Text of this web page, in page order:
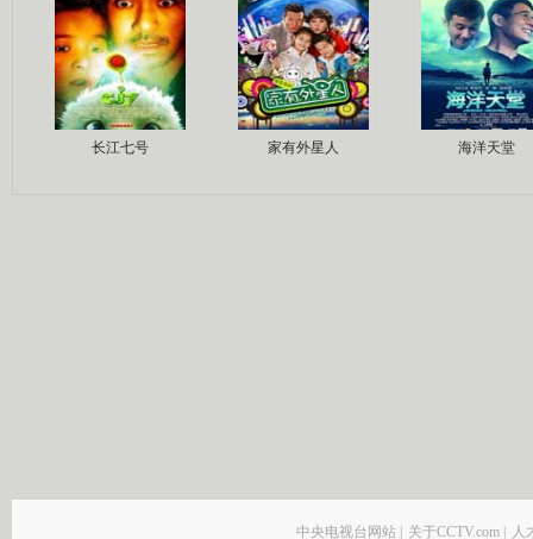
长江七号 家有外星人 海洋天堂
中央电视台网站 | 关于CCTV.com | 人